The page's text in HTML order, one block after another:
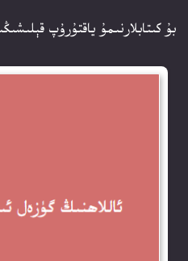
بۇ كىتابلارنىمۇ ياقتۇرۇپ